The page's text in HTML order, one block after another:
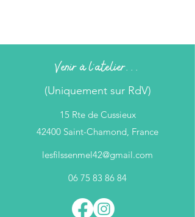
Venir à l'atelier...
(Uniquement sur RdV)
15 Rte de Cussieux
42400 Saint-Chamond, France
lesfilssenmel42@gmail.com
06 75 83 86 84